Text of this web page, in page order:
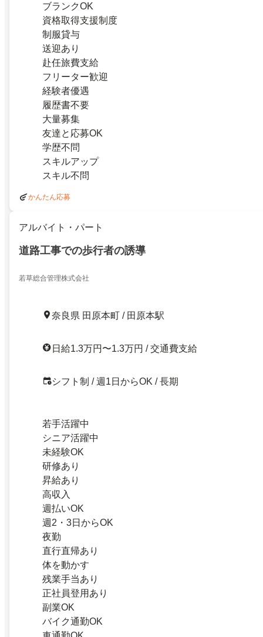
ブランクOK
資格取得支援制度
制服貸与
送迎あり
赴任旅費支給
フリーター歓迎
経験者優遇
履歴書不要
大量募集
友達と応募OK
学歴不問
スキルアップ
スキル不問
かんたん応募
アルバイト・パート
道路工事での歩行者の誘導
若草総合管理株式会社
奈良県 田原本町 / 田原本駅
日給1.3万円〜1.3万円 / 交通費支給
シフト制 / 週1日からOK / 長期
若手活躍中
シニア活躍中
未経験OK
研修あり
昇給あり
高収入
週払いOK
週2・3日からOK
夜勤
直行直帰あり
体を動かす
残業手当あり
正社員登用あり
副業OK
バイク通勤OK